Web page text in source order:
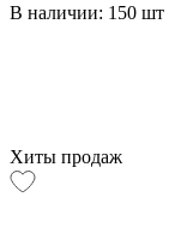
В наличии: 150 шт
Хиты продаж